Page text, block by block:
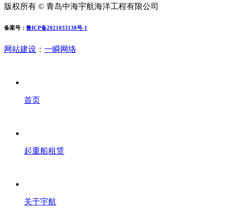
版权所有 © 青岛中海宇航海洋工程有限公司
备案号： 鲁ICP备2021033138号-1
网站建设 ： 一瞬网络
首页
起重船租赁
关于宇航